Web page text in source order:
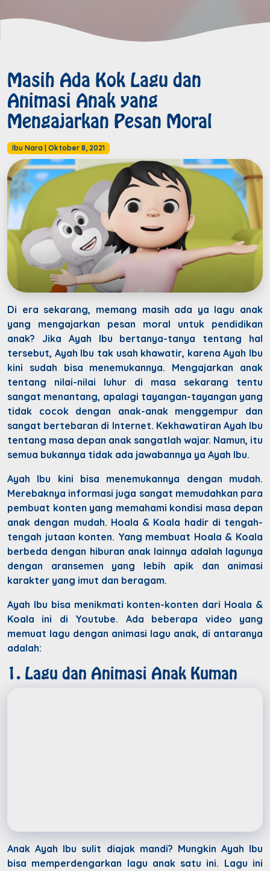
Masih Ada Kok Lagu dan
Animasi Anak yang
Mengajarkan Pesan Moral
Ibu Nara | Oktober 8, 2021
Di era sekarang, memang masih ada ya lagu anak
yang mengajarkan pesan moral untuk pendidikan
anak? Jika Ayah Ibu bertanya-tanya tentang hal
tersebut, Ayah Ibu tak usah khawatir, karena Ayah Ibu
kini sudah bisa menemukannya. Mengajarkan anak
tentang nilai-nilai luhur di masa sekarang tentu
sangat menantang, apalagi tayangan-tayangan yang
tidak cocok dengan anak-anak menggempur dan
sangat bertebaran di Internet. Kekhawatiran Ayah Ibu
tentang masa depan anak sangatlah wajar. Namun, itu
semua bukannya tidak ada jawabannya ya Ayah Ibu.
Ayah Ibu kini bisa menemukannya dengan mudah.
Merebaknya informasi juga sangat memudahkan para
pembuat konten yang memahami kondisi masa depan
anak dengan mudah. Hoala & Koala hadir di tengah-
tengah jutaan konten. Yang membuat Hoala & Koala
berbeda dengan hiburan anak lainnya adalah lagunya
dengan aransemen yang lebih apik dan animasi
karakter yang imut dan beragam.
Ayah Ibu bisa menikmati konten-konten dari Hoala &
Koala ini di Youtube. Ada beberapa video yang
memuat lagu dengan animasi lagu anak, di antaranya
adalah:
1. Lagu dan Animasi Anak Kuman
Anak Ayah Ibu sulit diajak mandi? Mungkin Ayah Ibu
bisa memperdengarkan lagu anak satu ini. Lagu ini